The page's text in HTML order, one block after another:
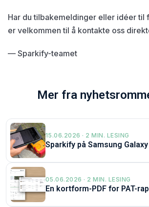
Har du tilbakemeldinger eller idéer til
er velkommen til å kontakte oss
— Sparkify-teamet
Mer fra
15.06.2026 · 2 MIN. LESING
Sparkify på Samsung
05.06.2026 · 2 MIN. LESING
En kortform-PDF for PAT-